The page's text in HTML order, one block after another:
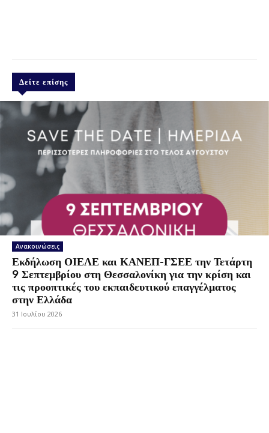
Δείτε επίσης
Ανακοινώσεις
Εκδήλωση ΟΙΕΛΕ και ΚΑΝΕΠ-ΓΣΕΕ την Τετάρτη
9 Σεπτεμβρίου στη Θεσσαλονίκη για την κρίση και
τις προοπτικές του εκπαιδευτικού επαγγέλματος
στην Ελλάδα
31 Ιουλίου 2026